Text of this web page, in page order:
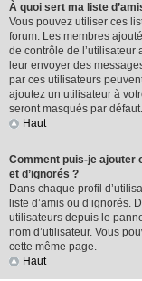
À quoi sert ma liste
Vous pouvez utiliser ces
forum. Les membres
de contrôle de l’utilisateur
leur envoyer des
par ces utilisateurs
ajoutez un utilisateur à
seront masqués par défaut.
Haut
Comment puis-je ajouter
et d’ignorés ?
Dans chaque profil
liste d’amis ou d’ignorés.
utilisateurs depuis le
nom d’utilisateur. Vous
cette même page.
Haut